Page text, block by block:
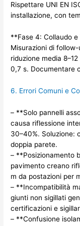
Rispettare UNI EN
installazione, con
**Fase 4: Collaudo
Misurazioni di
riduzione media 8–12
0,7 s. Documentare
6. Errori Comuni e
– **Solo pannelli
causa riflessione
30–40%. Soluzione:
doppia parete.
– **Posizionamento
pavimento creano
m da postazioni per
– **Incompatibilità
giunti non sigillati
certificazioni e
– **Confusione